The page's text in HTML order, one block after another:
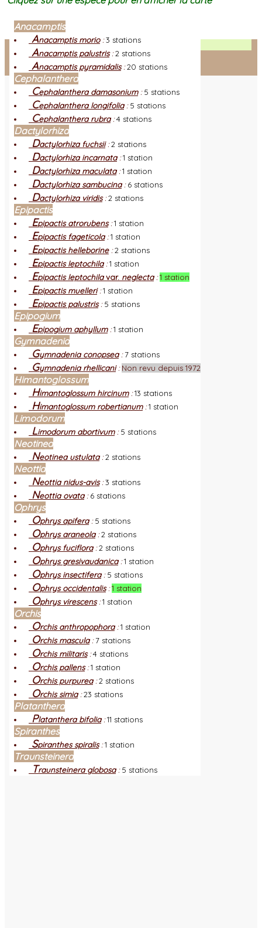
Facebook
Connexion adhérent
Anacamptis
Anacamptis morio:3 stations
Anacamptis palustris:2 stations
Anacamptis pyramidalis:20 stations
Cephalanthera
Cephalanthera damasonium:5 stations
Cephalanthera longifolia:5 stations
Cephalanthera rubra:4 stations
Dactylorhiza
Dactylorhiza fuchsii:2 stations
Dactylorhiza incarnata:1 station
Dactylorhiza maculata:1 station
Dactylorhiza sambucina:6 stations
Dactylorhiza viridis:2 stations
Epipactis
Epipactis atrorubens:1 station
Epipactis fageticola:1 station
Epipactis helleborine:2 stations
Epipactis leptochila:1 station
Epipactis leptochilavar. neglecta:1 station
Epipactis muelleri:1 station
Epipactis palustris:5 stations
Epipogium
Epipogium aphyllum:1 station
Gymnadenia
Gymnadenia conopsea:7 stations
Gymnadenia rhellicani:Non revu depuis 1972
Himantoglossum
Himantoglossum hircinum:13 stations
Himantoglossum robertianum:1 station
Limodorum
Limodorum abortivum:5 stations
Neotinea
Neotinea ustulata:2 stations
Neottia
Neottia nidus-avis:3 stations
Neottia ovata:6 stations
Ophrys
Ophrys apifera:5 stations
Ophrys araneola:2 stations
Ophrys fuciflora:2 stations
Ophrys gresivaudanica:1 station
Ophrys insectifera:5 stations
Ophrys occidentalis:1 station
Ophrys virescens:1 station
Orchis
Orchis anthropophora:1 station
Orchis mascula:7 stations
Orchis militaris:4 stations
Orchis pallens:1 station
Orchis purpurea:2 stations
Orchis simia:23 stations
Platanthera
Platanthera bifolia:11 stations
Spiranthes
Spiranthes spiralis:1 station
Traunsteinera
Traunsteinera globosa:5 stations